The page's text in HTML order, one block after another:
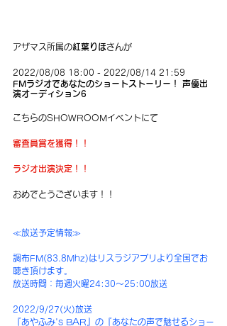
アザマス所属の紅葉りほさんが
2022/08/08 18:00 - 2022/08/14 21:59
FMラジオであなたのショートストーリー！ 声優出
演オーディション6
こちらのSHOWROOMイベントにて
審査員賞を獲得！！
ラジオ出演決定！！
おめでとうございます！！
≪放送予定情報≫
調布FM(83.8Mhz)はリスラジアプリより全国でお
聴き頂けます。
放送時間：毎週火曜24:30〜25:00放送
2022/9/27(火)放送
『あやふみ's BAR』の『あなたの声で魅せるショー